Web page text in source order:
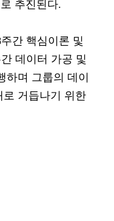
추진된다.
간 핵심이론 및
데이터 가공 및
며 그룹의 데이
거듭나기 위한